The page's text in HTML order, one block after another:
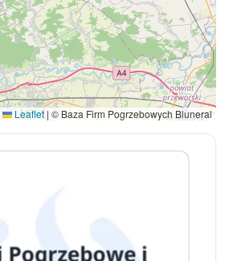
Leaflet | © Baza Firm Pogrzebowych Bluneral